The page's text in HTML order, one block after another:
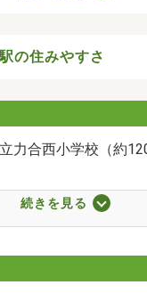
1200m 徒歩15分♪
の住みやすさ
力合西小学校（約
力合中学校（約
スバリュ西熊本店（
リーマート熊本野口
続きを見る